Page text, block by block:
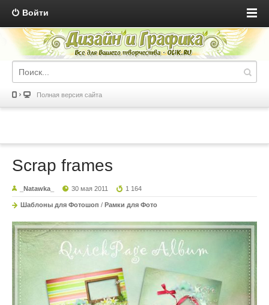
Войти
Полная версия сайта
Scrap frames
_Natawka_ 30 мая 2011 1 164
Шаблоны для Фотошоп / Рамки для Фото